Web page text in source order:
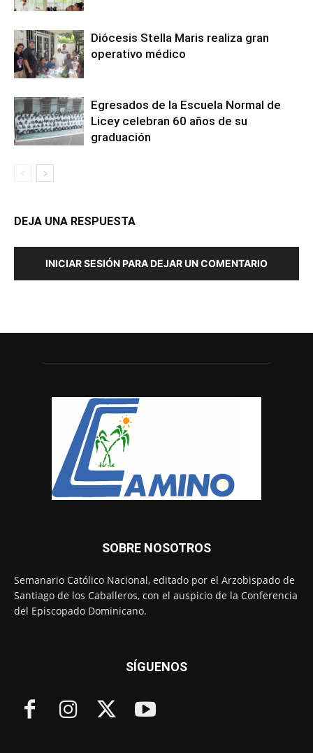
Diócesis Stella Maris realiza gran
operativo médico
Egresados de la Escuela Normal de
Licey celebran 60 años de su
graduación
DEJA UNA RESPUESTA
INICIAR SESIÓN PARA DEJAR UN COMENTARIO
SOBRE NOSOTROS
Semanario Católico Nacional, editado por el Arzobispado de
Santiago de los Caballeros, con el auspicio de la Conferencia
del Episcopado Dominicano.
SÍGUENOS